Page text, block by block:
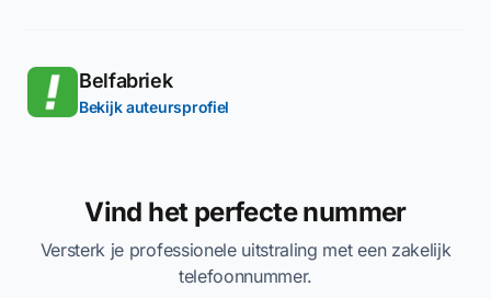
Belfabriek
Bekijk auteursprofiel
Vind het perfecte nummer
Versterk je professionele uitstraling met een zakelijk
telefoonnummer.